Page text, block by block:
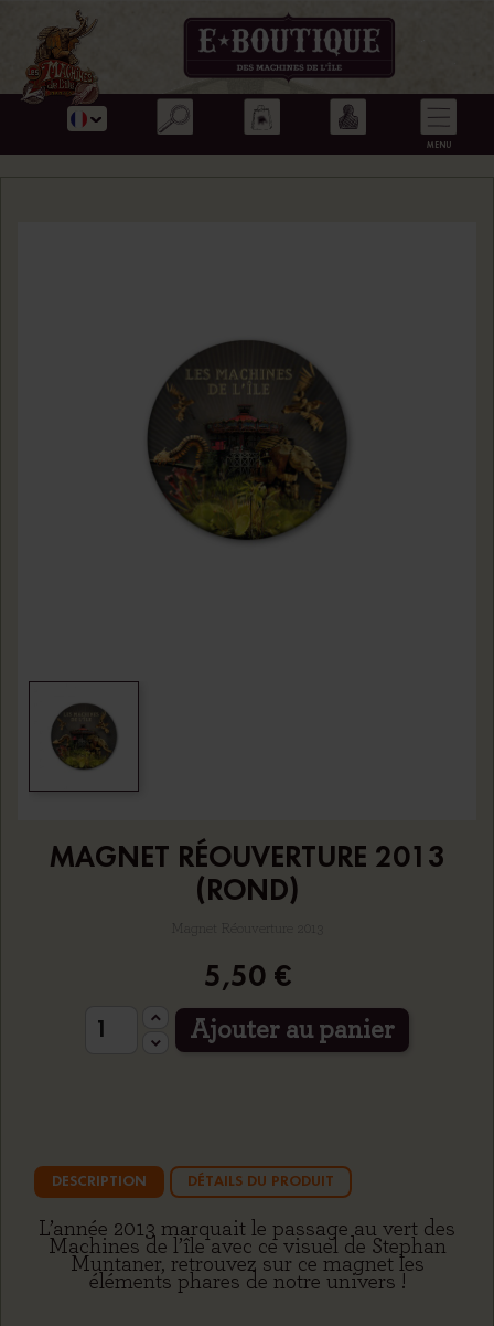
MAGNET RÉOUVERTURE 2013
(ROND)
5,50 €
Ajouter au panier
DESCRIPTION DÉTAILS DU PRODUIT
L’année 2013 marquait le passage au vert des
Machines de l’île avec ce visuel de Stephan
Muntaner, retrouvez sur ce magnet les
éléments phares de notre univers !